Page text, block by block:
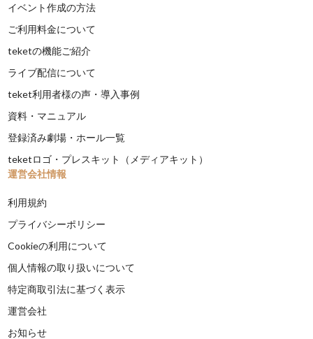
イベント作成の方法
ご利用料金について
teketの機能ご紹介
ライブ配信について
teket利用者様の声・導入事例
資料・マニュアル
登録済み劇場・ホール一覧
teketロゴ・プレスキット（メディアキット）
運営会社情報
利用規約
プライバシーポリシー
Cookieの利用について
個人情報の取り扱いについて
特定商取引法に基づく表示
運営会社
お知らせ